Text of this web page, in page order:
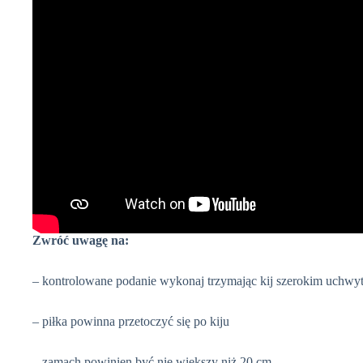
Zwróć uwagę na:
– kontrolowane podanie wykonaj trzymając kij szerokim
– piłka powinna przetoczyć się po kiju